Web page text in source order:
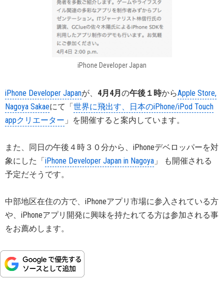
iPhone Developer Japan
iPhone Developer Japanが、 4月4月 の午後１時からApple Store,
Nagoya Sakaeにて「世界に飛出す、日本のiPhone/iPod Touch
appクリエーター 」を開催すると案内しています。
また、同日の午後４時３０分から、iPhoneデベロッパーを対
象にした「iPhone Developer Japan in Nagoya 」 も開催される
予定だそうです。
中部地区在住の方で、iPhoneアプリ市場に参入されている方
や、iPhoneアプリ開発に興味を持たれてる方は参加される事
をお薦めします。